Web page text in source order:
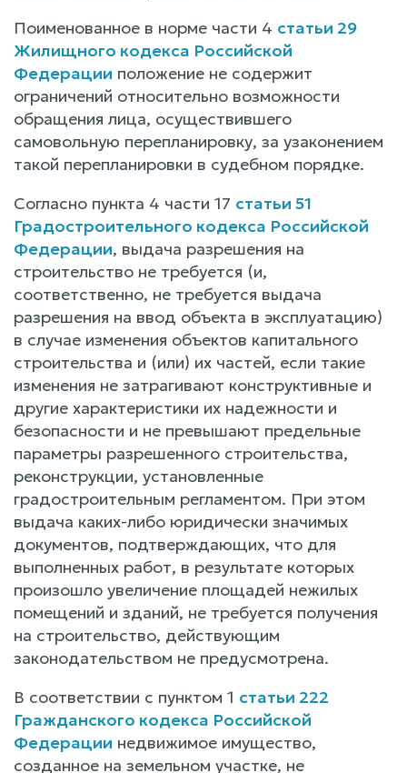
Поименованное в норме части 4 статьи 29
Жилищного кодекса Российской
Федерации положение не содержит
ограничений относительно возможности
обращения лица, осуществившего
самовольную перепланировку, за узаконением
такой перепланировки в судебном порядке.
Согласно пункта 4 части 17 статьи 51
Градостроительного кодекса Российской
Федерации, выдача разрешения на
строительство не требуется (и,
соответственно, не требуется выдача
разрешения на ввод объекта в эксплуатацию)
в случае изменения объектов капитального
строительства и (или) их частей, если такие
изменения не затрагивают конструктивные и
другие характеристики их надежности и
безопасности и не превышают предельные
параметры разрешенного строительства,
реконструкции, установленные
градостроительным регламентом. При этом
выдача каких-либо юридически значимых
документов, подтверждающих, что для
выполненных работ, в результате которых
произошло увеличение площадей нежилых
помещений и зданий, не требуется получения
на строительство, действующим
законодательством не предусмотрена.
В соответствии с пунктом 1 статьи 222
Гражданского кодекса Российской
Федерации недвижимое имущество,
созданное на земельном участке, не